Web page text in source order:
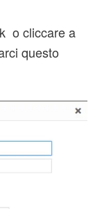
o cliccare a
questo